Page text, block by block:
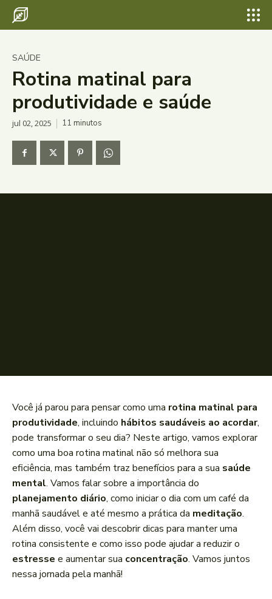
SAÚDE
Rotina matinal para
produtividade e saúde
jul 02, 2025 11 minutos
Você já parou para pensar como uma rotina matinal para
produtividade, incluindo hábitos saudáveis ao acordar,
pode transformar o seu dia? Neste artigo, vamos explorar
como uma boa rotina matinal não só melhora sua
eficiência, mas também traz benefícios para a sua saúde
mental. Vamos falar sobre a importância do
planejamento diário, como iniciar o dia com um café da
manhã saudável e até mesmo a prática da meditação.
Além disso, você vai descobrir dicas para manter uma
rotina consistente e como isso pode ajudar a reduzir o
estresse e aumentar sua concentração. Vamos juntos
nessa jornada pela manhã!